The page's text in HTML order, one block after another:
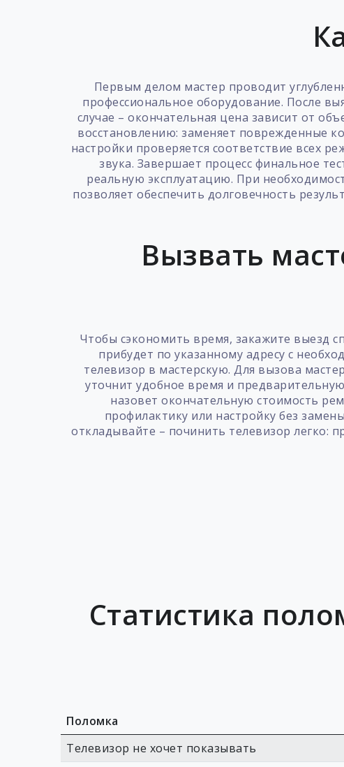
Первым делом мастер проводит
профессиональное оборудование. После
случае – окончательная цена зависит от
восстановлению: заменяет поврежденные
настройки проверяется соответствие всех
звука. Завершает процесс финальное
реальную эксплуатацию. При
позволяет обеспечить долговечность
Вызвать
Чтобы сэкономить время, закажите выезд
прибудет по указанному адресу с
телевизор в мастерскую. Для вызова
уточнит удобное время и
назовет окончательную стоимость
профилактику или настройку без
откладывайте – починить телевизор легко:
Статистика
Поломка
Телевизор не хочет показывать